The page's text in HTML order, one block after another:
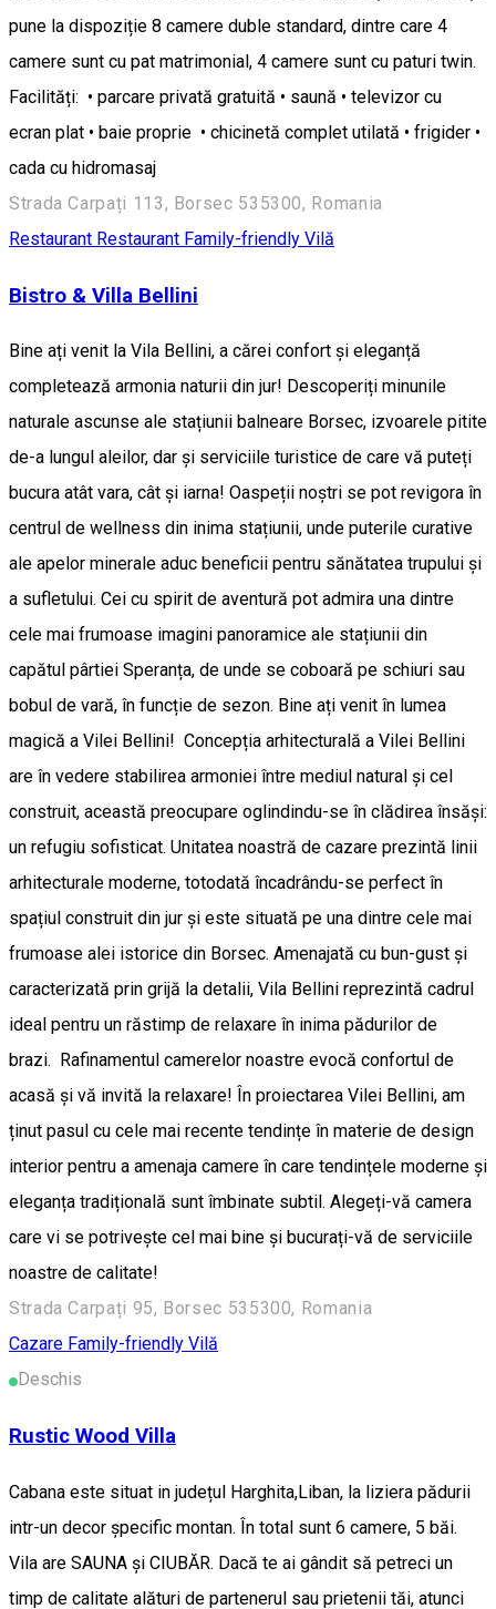
pune la dispoziție 8 camere duble standard, dintre care 4
camere sunt cu pat matrimonial, 4 camere sunt cu paturi twin.
Facilități: • parcare privată gratuită • saună • televizor cu
ecran plat • baie proprie • chicinetă complet utilată • frigider •
cada cu hidromasaj
Strada Carpați 113, Borsec 535300, Romania
Restaurant Restaurant Family-friendly Vilă
Bistro & Villa Bellini
Bine ați venit la Vila Bellini, a cărei confort și eleganță
completează armonia naturii din jur! Descoperiți minunile
naturale ascunse ale stațiunii balneare Borsec, izvoarele pitite
de-a lungul aleilor, dar și serviciile turistice de care vă puteți
bucura atât vara, cât și iarna! Oaspeții noștri se pot revigora în
centrul de wellness din inima stațiunii, unde puterile curative
ale apelor minerale aduc beneficii pentru sănătatea trupului și
a sufletului. Cei cu spirit de aventură pot admira una dintre
cele mai frumoase imagini panoramice ale stațiunii din
capătul pârtiei Speranța, de unde se coboară pe schiuri sau
bobul de vară, în funcție de sezon. Bine ați venit în lumea
magică a Vilei Bellini! Concepția arhitecturală a Vilei Bellini
are în vedere stabilirea armoniei între mediul natural și cel
construit, această preocupare oglindindu-se în clădirea însăși:
un refugiu sofisticat. Unitatea noastră de cazare prezintă linii
arhitecturale moderne, totodată încadrându-se perfect în
spațiul construit din jur și este situată pe una dintre cele mai
frumoase alei istorice din Borsec. Amenajată cu bun-gust și
caracterizată prin grijă la detalii, Vila Bellini reprezintă cadrul
ideal pentru un răstimp de relaxare în inima pădurilor de
brazi. Rafinamentul camerelor noastre evocă confortul de
acasă și vă invită la relaxare! În proiectarea Vilei Bellini, am
ținut pasul cu cele mai recente tendințe în materie de design
interior pentru a amenaja camere în care tendințele moderne și
eleganța tradițională sunt îmbinate subtil. Alegeți-vă camera
care vi se potrivește cel mai bine și bucurați-vă de serviciile
noastre de calitate!
Strada Carpați 95, Borsec 535300, Romania
Cazare Family-friendly Vilă
Deschis
Rustic Wood Villa
Cabana este situat in județul Harghita,Liban, la liziera pădurii
intr-un decor șpecific montan. În total sunt 6 camere, 5 băi.
Vila are SAUNA și CIUBĂR. Dacă te ai gândit să petreci un
timp de calitate alături de partenerul sau prietenii tăi, atunci